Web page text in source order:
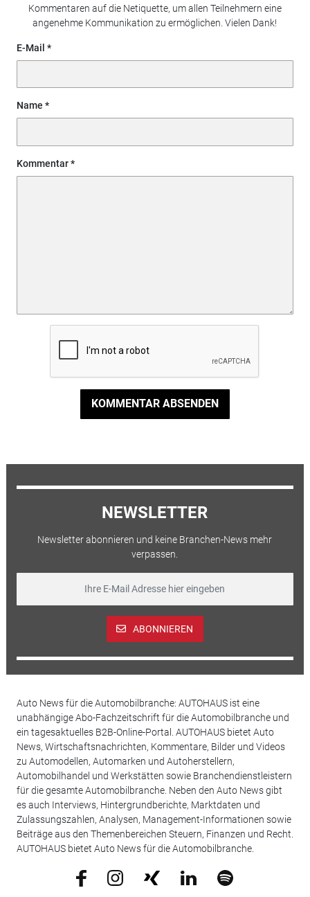
Kommentaren auf die Netiquette, um allen Teilnehmern eine
angenehme Kommunikation zu ermöglichen. Vielen Dank!
E-Mail
Name
Kommentar
KOMMENTAR ABSENDEN
NEWSLETTER
Newsletter abonnieren und keine Branchen-News mehr
verpassen.
ABONNIEREN
Auto News für die Automobilbranche: AUTOHAUS ist eine
unabhängige Abo-Fachzeitschrift für die Automobilbranche und
ein tagesaktuelles B2B-Online-Portal. AUTOHAUS bietet Auto
News, Wirtschaftsnachrichten, Kommentare, Bilder und Videos
zu Automodellen, Automarken und Autoherstellern,
Automobilhandel und Werkstätten sowie Branchendienstleistern
für die gesamte Automobilbranche. Neben den Auto News gibt
es auch Interviews, Hintergrundberichte, Marktdaten und
Zulassungszahlen, Analysen, Management-Informationen sowie
Beiträge aus den Themenbereichen Steuern, Finanzen und Recht.
AUTOHAUS bietet Auto News für die Automobilbranche.